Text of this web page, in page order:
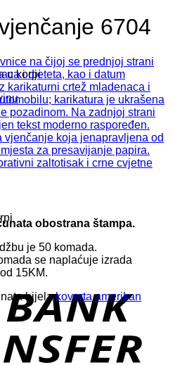
u korpi
6704
obostrana štampa.
je 50 komada.
se naplaćuje izrada
15KM.
bijelakoverta amerikan